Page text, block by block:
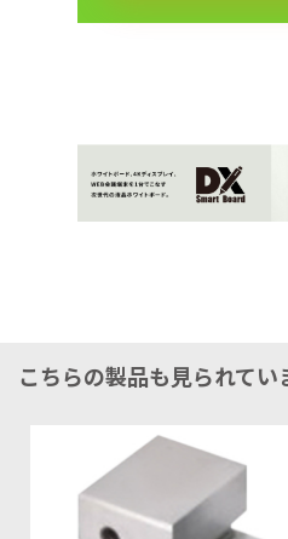
こちらの製品も見られてい